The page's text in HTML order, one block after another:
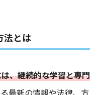
法とは
、継続的な学習と専門
最新の情報や法律、方